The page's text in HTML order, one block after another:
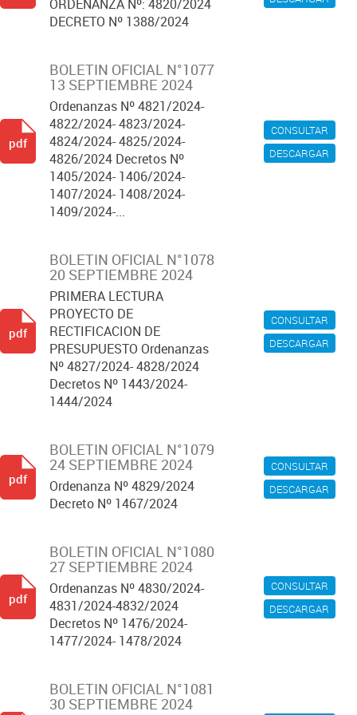
ORDENANZA Nº: 4820/2024
DECRETO Nº 1388/2024
CONSULTAR
DESCARGAR
BOLETIN OFICIAL N°1077
13 SEPTIEMBRE 2024
Ordenanzas Nº 4821/2024-
4822/2024- 4823/2024-
4824/2024- 4825/2024-
4826/2024 Decretos Nº
1405/2024- 1406/2024-
1407/2024- 1408/2024-
1409/2024-...
pdf
CONSULTAR
DESCARGAR
BOLETIN OFICIAL N°1078
20 SEPTIEMBRE 2024
PRIMERA LECTURA
PROYECTO DE
RECTIFICACION DE
PRESUPUESTO Ordenanzas
Nº 4827/2024- 4828/2024
Decretos Nº 1443/2024-
1444/2024
pdf
CONSULTAR
DESCARGAR
BOLETIN OFICIAL N°1079
24 SEPTIEMBRE 2024
Ordenanza Nº 4829/2024
Decreto Nº 1467/2024
pdf
CONSULTAR
DESCARGAR
BOLETIN OFICIAL N°1080
27 SEPTIEMBRE 2024
Ordenanzas Nº 4830/2024-
4831/2024-4832/2024
Decretos Nº 1476/2024-
1477/2024- 1478/2024
pdf
BOLETIN OFICIAL N°1081
30 SEPTIEMBRE 2024